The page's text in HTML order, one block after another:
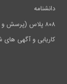
دانشنامه
۸۰۸ پلاس (پرسش و پاسخ)
کاریابی و آگهی های